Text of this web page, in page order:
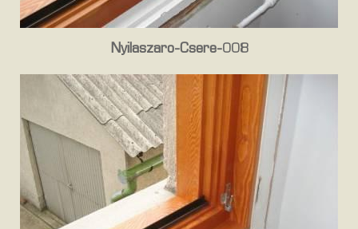
Nyilaszaro-Csere-008